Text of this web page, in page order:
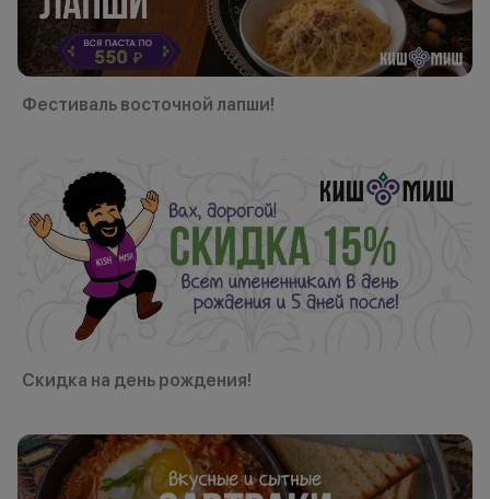
Фестиваль восточной лапши!
Скидка на день рождения!